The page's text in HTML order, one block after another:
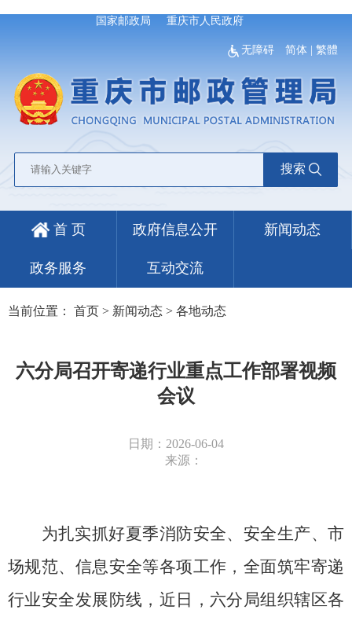
国家邮政局 重庆市人民政府
无障碍 简体 |繁體
搜索
首 页 政府信息公开 新闻动态
政务服务 互动交流
当前位置： 首页 > 新闻动态 > 各地动态
六分局召开寄递行业重点工作部署视频
会议
日期：2026-06-04
来源：
为扎实抓好夏季消防安全、安全生产、市
场规范、信息安全等各项工作，全面筑牢寄递
行业安全发展防线，近日，六分局组织辖区各